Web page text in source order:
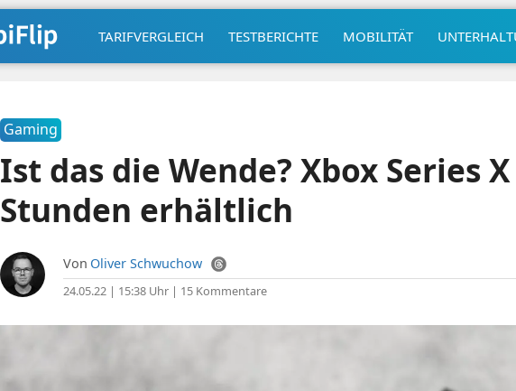
TARIFVERGLEICH TESTBERICHTE MOBILITÄT
Gaming
Ist das die Wende? Xbox Series
Stunden erhältlich
Von Oliver Schwuchow
24.05.22 | 15:38 Uhr| 15 Kommentare